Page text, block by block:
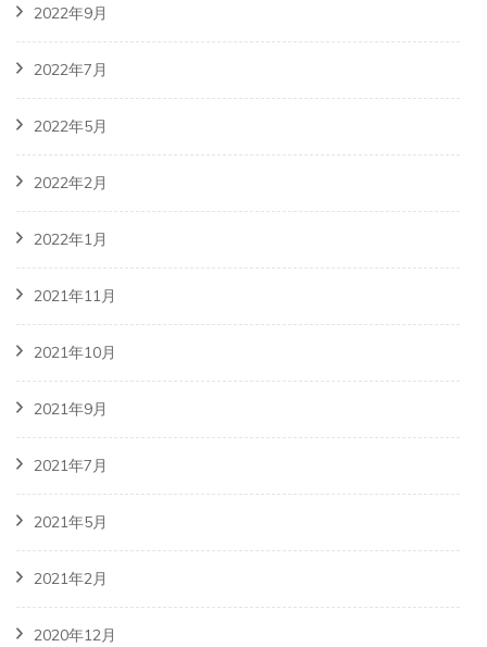
2022年9月
2022年7月
2022年5月
2022年2月
2022年1月
2021年11月
2021年10月
2021年9月
2021年7月
2021年5月
2021年2月
2020年12月